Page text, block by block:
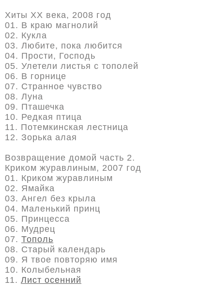
Хиты ХХ века, 2008 год
01. В краю магнолий
02. Кукла
03. Любите, пока любится
04. Прости, Господь
05. Улетели листья с тополей
06. В горнице
07. Странное чувство
08. Луна
09. Пташечка
10. Редкая птица
11. Потемкинская лестница
12. Зорька алая
Возвращение домой часть 2.
Криком журавлиным, 2007 год
01. Криком журавлиным
02. Ямайка
03. Ангел без крыла
04. Маленький принц
05. Принцесса
06. Мудрец
07. Тополь
08. Старый календарь
09. Я твое повторяю имя
10. Колыбельная
11. Лист осенний